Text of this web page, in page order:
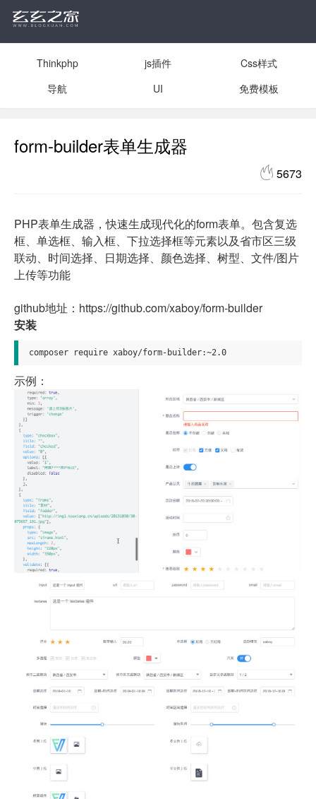
Thinkphp js插件
Css样式
导航
UI 免费模板
form-builder表单生成器
5673
PHP表单生成器，快速生成现代化的form表单。包含复选
框、单选框、输入框、下拉选择框等元素以及省市区三级
联动、时间选择、日期选择、颜色选择、树型、文件/图片
上传等功能
github地址：https://github.com/xaboy/form-builder
安装
composer require xaboy/form-builder:~2.0
示例：